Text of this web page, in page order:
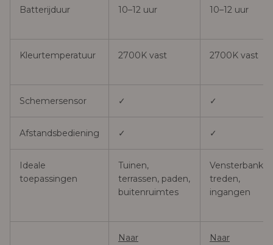
Batterijduur 10–12 uur 10–12 uur
Kleurtemperatuur 2700K vast 2700K vast
Schemersensor ✓ ✓
Afstandsbediening ✓ ✓
Ideale
toepassingen
Tuinen,
terrassen, paden,
buitenruimtes
treden,
ingangen
Naar
Naar